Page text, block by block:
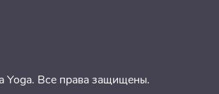
Yoga. Все права защищены.